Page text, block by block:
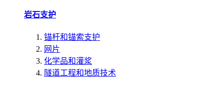
岩石支护
锚杆和锚索支护
网片
化学品和灌浆
隧道工程和地质技术